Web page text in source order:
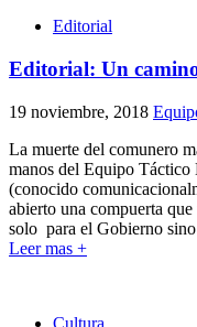
Editorial
Editorial: Un
19 noviembre, 2018
La muerte del comunero
manos del Equipo
(conocido
abierto una compuerta
solo para el Gobierno
Leer mas +
Cultura